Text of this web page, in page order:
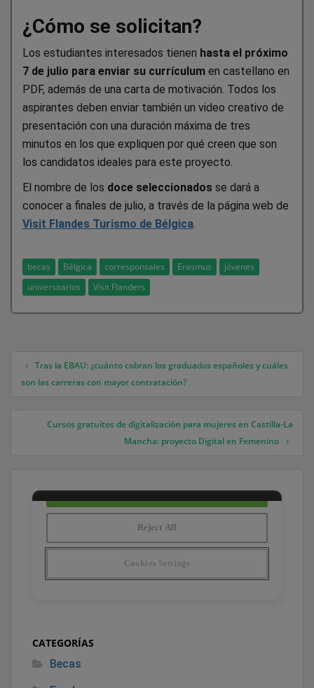
¿Cómo se solicitan?
Los estudiantes interesados tienen hasta el próximo
7 de julio para enviar su currículum en castellano en
PDF, además de una carta de motivación. Todos los
aspirantes deben enviar también un video creativo de
presentación con una duración máxima de tres
minutos en los que expliquen por qué creen que son
los candidatos ideales para este proyecto.
El nombre de los doce seleccionados se dará a
conocer a finales de julio, a través de la página web de
Visit Flandes Turismo de Bélgica.
becas Bélgica corresponsales Erasmus
jóvenes
universitarios
Visit Flanders
Navegación de entradas
Tras la EBAU: ¿cuánto cobran los graduados españoles y cuáles
son las carreras con mayor contratación?
Cursos gratuitos de digitalización para mujeres en Castilla-La
Mancha: proyecto Digital en Femenino
CATEGORÍAS
Becas